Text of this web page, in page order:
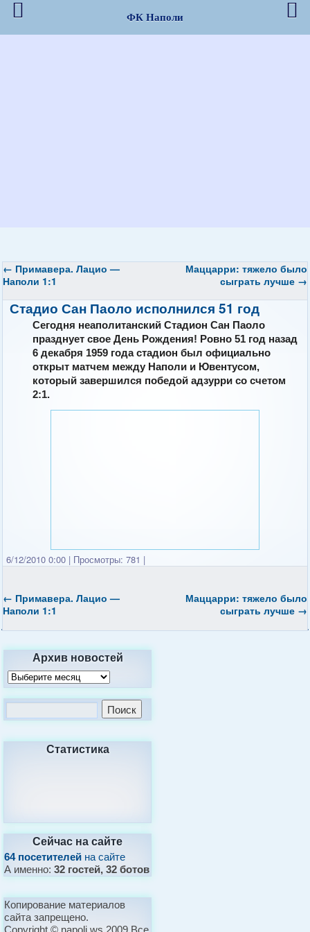
← Примавера. Лацио —
Наполи 1:1
Маццарри: тяжело было
сыграть лучше →
Стадио Сан Паоло исполнился 51 год
Сегодня неаполитанский Стадион Сан Паоло
празднует свое День Рождения! Ровно 51 год назад
6 декабря 1959 года стадион был официально
открыт матчем между Наполи и Ювентусом,
который завершился победой адзурри со счетом
2:1.
6/12/2010 0:00 | Просмотры: 781 |
← Примавера. Лацио —
Наполи 1:1
Маццарри: тяжело было
сыграть лучше →
Архив новостей
Статистика
Сейчас на сайте
64 посетителей на сайте
А именно:32 гостей, 32 ботов
Копирование материалов
сайта запрещено.
Copyright © napoli.ws 2009 Все
ФК Наполи